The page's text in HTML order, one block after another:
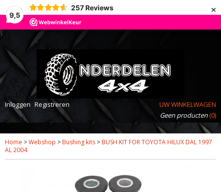
9,5
257 Reviews ×
Inloggen Registreren
UW WINKELWAGEN
Geen producten(0)
Home >Webshop > Bushing kits > BUSH KIT FOR TOYOTA HILUX DAL 1997
AL 2004